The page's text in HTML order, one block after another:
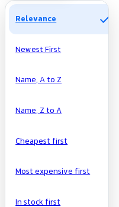
Manufacturers
Relevance check
Newest First
Name, A to Z
Name, Z to A
Cheapest first
Most expensive first
In stock first